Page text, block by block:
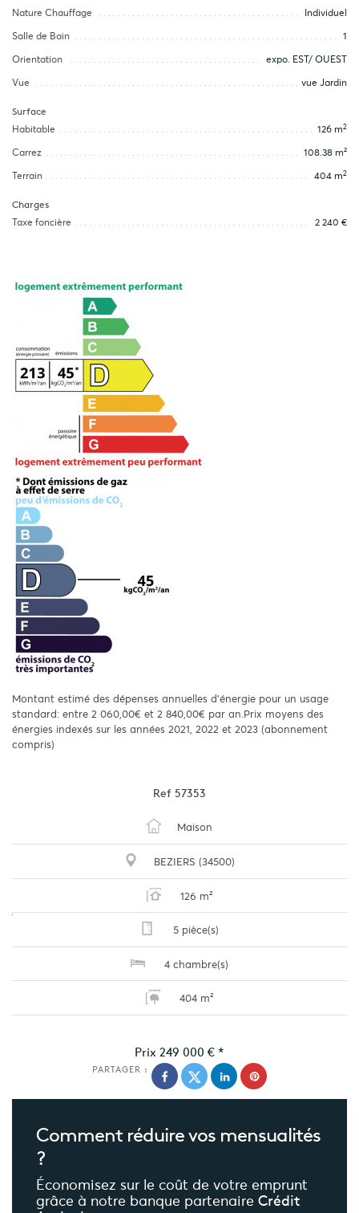
Nature Chauffage Individuel
Salle de Bain 1
Orientation expo. EST/ OUEST
Vue vue Jardin
Surface
Habitable
126 m2
Carrez 108.38 m²
Terrain 404 m2
Charges
Taxe foncière
2 240 €
Montant estimé des dépenses annuelles d'énergie pour un usage
standard: entre 2 060,00€ et 2 840,00€ par an.Prix moyens des
énergies indexés sur les années 2021, 2022 et 2023 (abonnement
compris)
Ref 57353
Maison
BEZIERS (34500)
126 m²
5 pièce(s)
4 chambre(s)
404 m²
Prix 249 000 € *
PARTAGER :
Comment réduirevos mensualités
?
Économisez sur le coût de votre emprunt
grâce à notre banque partenaire Crédit